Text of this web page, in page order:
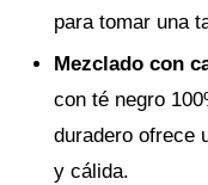
para tomar una
Mezclado con
con té negro
duradero ofrece
y cálida.